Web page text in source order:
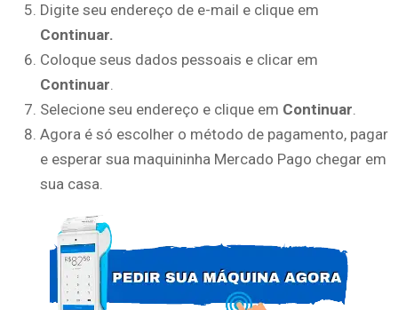
Digite seu endereço de e-mail e clique em
Continuar.
Coloque seus dados pessoais e clicar em
Continuar.
Selecione seu endereço e clique em Continuar.
Agora é só escolher o método de pagamento, pagar
e esperar sua maquininha Mercado Pago chegar em
sua casa.